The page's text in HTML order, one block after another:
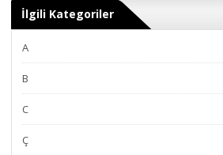
İlgili Kategoriler
A
B
C
Ç